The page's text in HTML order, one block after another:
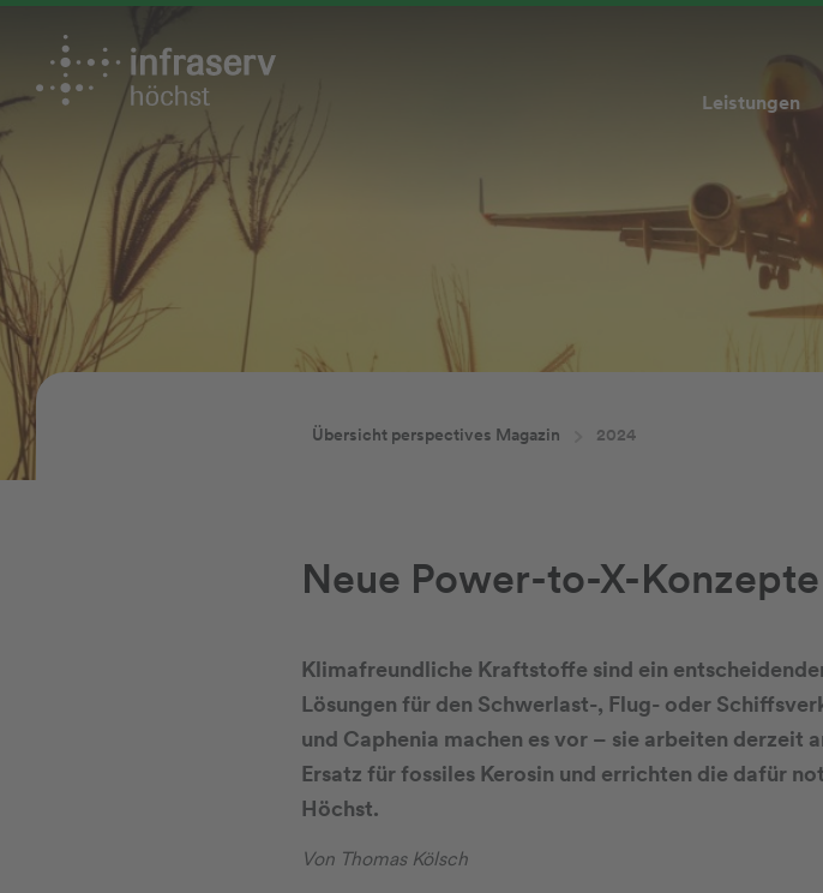
Leistungen
Übersicht perspectives Magazin 2024
Neue Power-to-X-
Klimafreundliche Kraftstoffe sind ein
Lösungen für den Schwerlast-, Flug- oder
und Caphenia machen es vor – sie arbeiten
Ersatz für fossiles Kerosin und errichten die dafür
Höchst.
Von Thomas Kölsch